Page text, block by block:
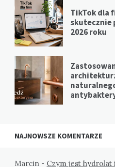
TikTok dla
skutecznie
2026 roku
NAJNOWSZE KOMENTARZE
Marcin - Czym jest hydrolat